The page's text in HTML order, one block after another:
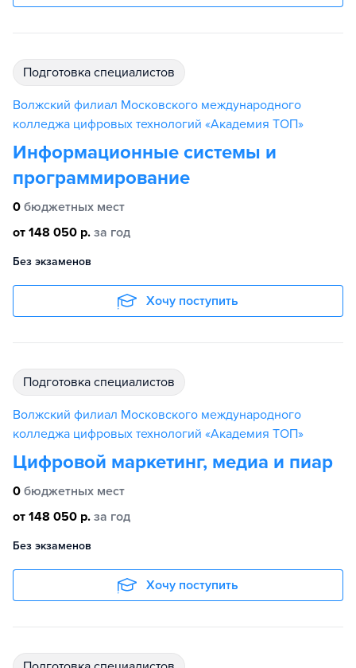
подготовка специалистов
Волжский филиал Московского международного
колледжа цифровых технологий «Академия TOП»
Информационные системы и
программирование
0 бюджетных мест
от 148 050 р. за год
Без экзаменов
Хочу поступить
подготовка специалистов
Волжский филиал Московского международного
колледжа цифровых технологий «Академия TOП»
Цифровой маркетинг, медиа и пиар
0 бюджетных мест
от 148 050 р. за год
Без экзаменов
Хочу поступить